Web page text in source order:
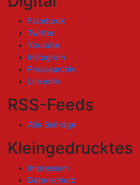
Facebook
Twitter
Youtube
Instagram
Pressearchiv
LinkedIn
RSS-Feeds
Alle Beiträge
Kleingedrucktes
Impressum
Datenschutz